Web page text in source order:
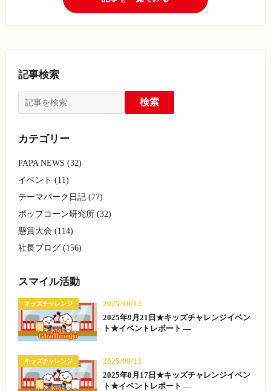
記事検索
カテゴリー
PAPA NEWS (32)
イベント (11)
テーマパーク日記 (77)
ポップコーン研究所 (32)
懸賞大会 (114)
社長ブログ (156)
スマイル活動
キッズチャレンジ
2025/10/12
2025年9月21日★キッズチャレンジイベン
ト★イベントレポート —
キッズチャレンジ
2025/09/13
2025年8月17日★キッズチャレンジイベン
ト★イベントレポート —